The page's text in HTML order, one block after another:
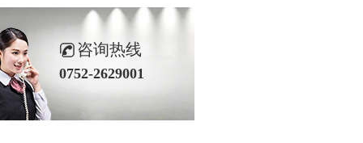
咨询热线
0752-2629001